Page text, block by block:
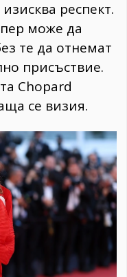
респект.
може да
те да отнемат
присъствие.
Chopard
се визия.